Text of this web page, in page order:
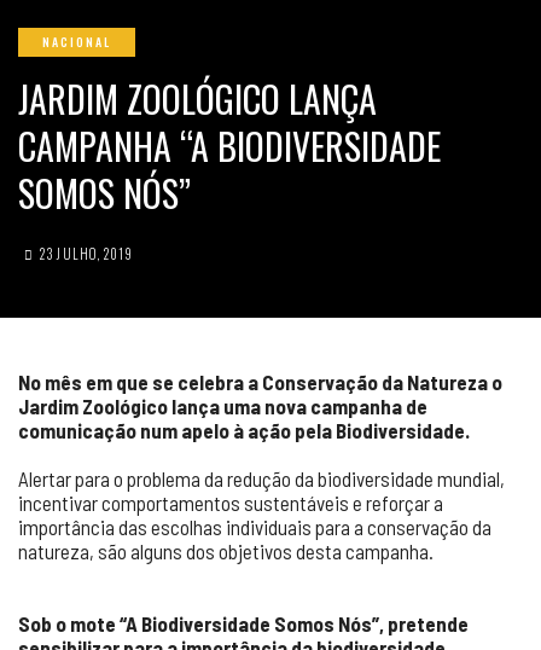
NACIONAL
JARDIM ZOOLÓGICO LANÇA
CAMPANHA “A BIODIVERSIDADE
SOMOS NÓS”
23 JULHO, 2019
No mês em que se celebra a Conservação da Natureza o
Jardim Zoológico lança uma nova campanha de
comunicação num apelo à ação pela Biodiversidade.
Alertar para o problema da redução da biodiversidade mundial,
incentivar comportamentos sustentáveis e reforçar a
importância das escolhas individuais para a conservação da
natureza, são alguns dos objetivos desta campanha.
Sob o mote “A Biodiversidade Somos Nós”, pretende